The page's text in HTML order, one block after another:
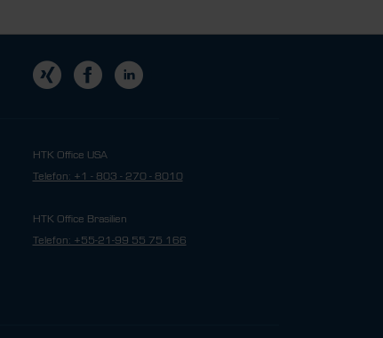
HTK Office USA
Telefon: +1 - 803 - 270 - 8010
HTK Office Brasilien
Telefon: +55-21-99 55 75 166